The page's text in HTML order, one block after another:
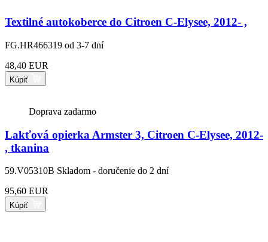
Textilné autokoberce do Citroen C-Elysee, 2012- ,
FG.HR466319 od 3-7 dní
48,40 EUR
Kúpiť
Doprava zadarmo
Lakťová opierka Armster 3, Citroen C-Elysee, 2012-
, tkanina
59.V05310B Skladom - doručenie do 2 dní
95,60 EUR
Kúpiť